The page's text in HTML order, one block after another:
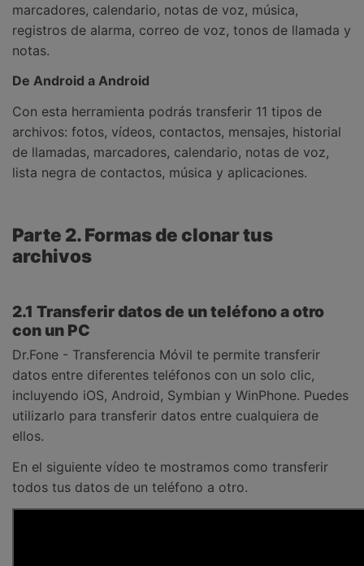
marcadores, calendario, notas de voz, música,
registros de alarma, correo de voz, tonos de llamada y
notas.
De Android a Android
Con esta herramienta podrás transferir 11 tipos de
archivos: fotos, vídeos, contactos, mensajes, historial
de llamadas, marcadores, calendario, notas de voz,
lista negra de contactos, música y aplicaciones.
Parte 2. Formas de clonar tus
archivos
2.1 Transferir datos de un teléfono a otro
con un PC
Dr.Fone - Transferencia Móvil te permite transferir
datos entre diferentes teléfonos con un solo clic,
incluyendo iOS, Android, Symbian y WinPhone. Puedes
utilizarlo para transferir datos entre cualquiera de
ellos.
En el siguiente vídeo te mostramos como transferir
todos tus datos de un teléfono a otro.